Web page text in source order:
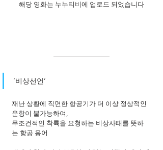
해당 영화는 누누티비에 업로드 되었습니다
‘비상선언’
재난 상황에 직면한 항공기가 더 이상 정상적인
운항이 불가능하여,
무조건적인 착륙을 요청하는 비상사태를 뜻하
는 항공 용어